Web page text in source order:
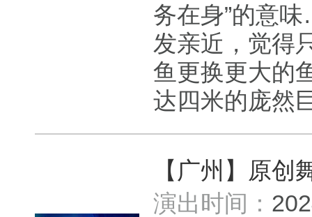
务在身”的意
发亲近，觉得
鱼更换更大的
达四米的庞然
【广州】原
演出时间：